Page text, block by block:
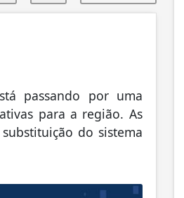
passando por uma
para a região. As
do sistema